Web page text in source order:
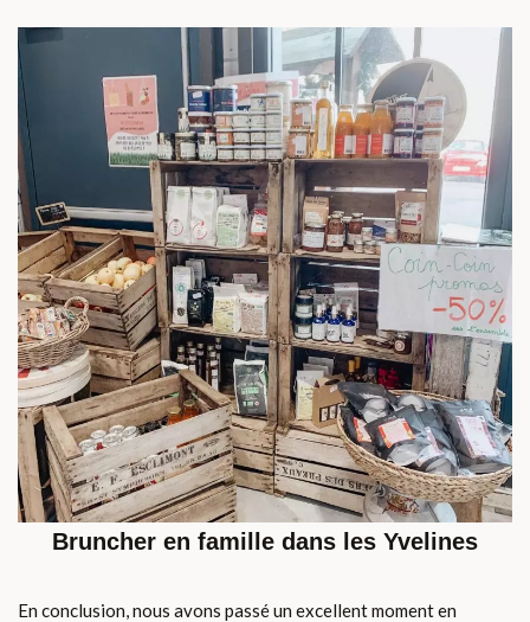
Bruncher en famille dans les Yvelines
En conclusion, nous avons passé un excellent moment en